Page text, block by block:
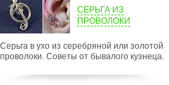
СЕРЬГА ИЗ
ПРОВОЛОКИ
Серьга в ухо из серебряной или золотой
проволоки. Советы от бывалого кузнеца.